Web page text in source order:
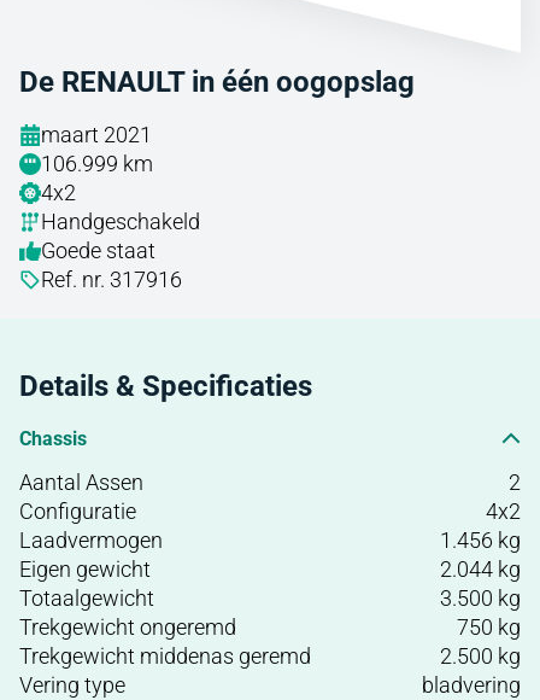
De RENAULT in één oogopslag
maart 2021
106.999 km
4x2
Handgeschakeld
Goede staat
Ref. nr. 317916
Details & Specificaties
Chassis
Aantal Assen
2
Configuratie
4x2
Laadvermogen
1.456 kg
Eigen gewicht
2.044 kg
Totaalgewicht
3.500 kg
Trekgewicht ongeremd
750 kg
Trekgewicht middenas geremd
2.500 kg
Vering type
bladvering